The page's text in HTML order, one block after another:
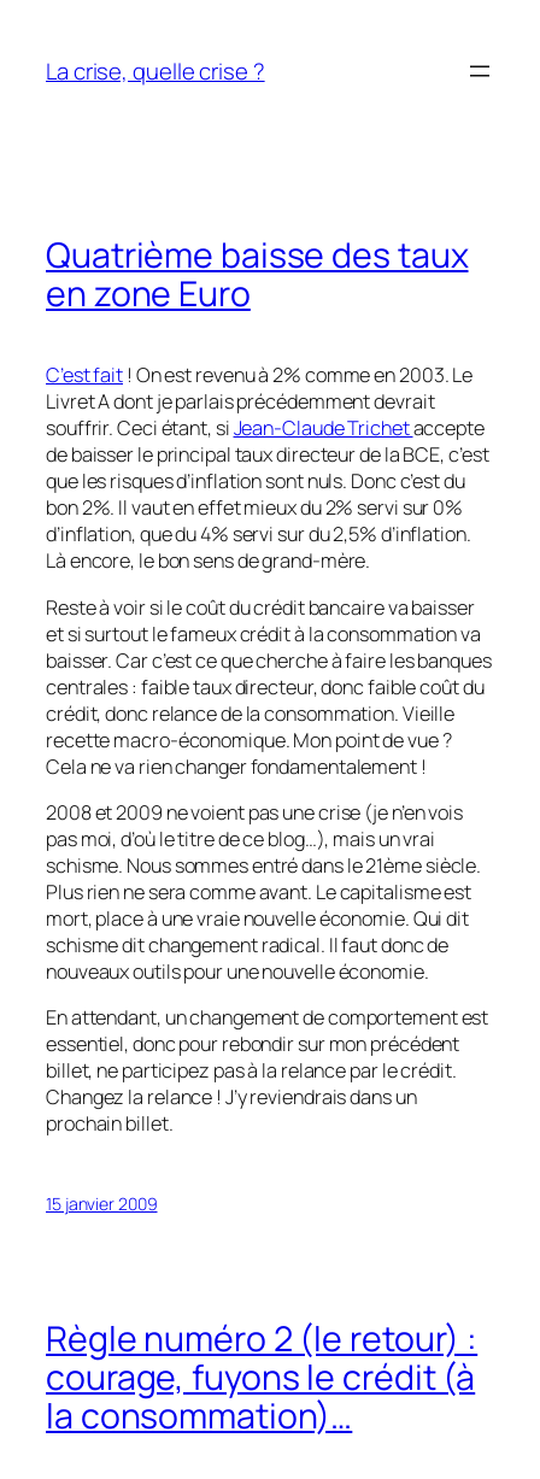
contenu
La crise, quelle crise ?
Quatrième baisse des taux
en zone Euro
C’est fait ! On est revenu à 2% comme en 2003. Le
Livret A dont je parlais précédemment devrait
souffrir. Ceci étant, siJean-Claude Trichetaccepte
de baisser le principal taux directeur de la BCE, c’est
que les risques d’inflation sont nuls. Donc c’est du
bon 2%. Il vaut en effet mieux du 2% servi sur 0%
d’inflation, que du 4% servi sur du 2,5% d’inflation.
Là encore, le bon sens de grand-mère.
Reste à voir si le coût du crédit bancaire va baisser
et si surtout le fameux crédit à la consommation va
baisser. Car c’est ce que cherche à faire les banques
centrales : faible taux directeur, donc faible coût du
crédit, donc relance de la consommation. Vieille
recette macro-économique. Mon point de vue ?
Cela ne va rien changer fondamentalement !
2008 et 2009 ne voient pas une crise (je n’en vois
pas moi, d’où le titre de ce blog…), mais un vrai
schisme. Nous sommes entré dans le 21ème siècle.
Plus rien ne sera comme avant. Le capitalisme est
mort, place à une vraie nouvelle économie. Qui dit
schisme dit changement radical. Il faut donc de
nouveaux outils pour une nouvelle économie.
En attendant, un changement de comportement est
essentiel, donc pour rebondir sur mon précédent
billet, ne participez pas à la relance par le crédit.
Changez la relance ! J’y reviendrais dans un
prochain billet.
15 janvier 2009
Règle numéro 2 (le retour) :
courage, fuyons le crédit (à
la consommation)…